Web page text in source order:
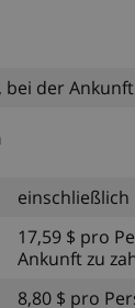
bei der
einschließlich
17,59 $ pro
Ankunft zu
8,80 $ pro